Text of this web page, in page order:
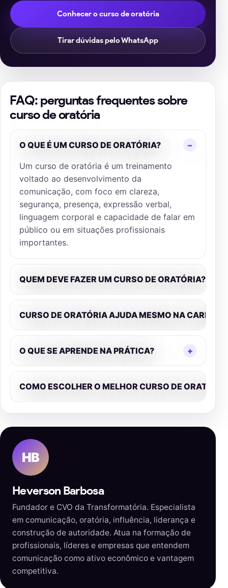
Conhecer o curso de oratória
Tirar dúvidas pelo WhatsApp
FAQ: perguntas frequentes sobre
curso de oratória
O QUE É UM CURSO DE ORATÓRIA? –
Um curso de oratória é um treinamento
voltado ao desenvolvimento da
comunicação, com foco em clareza,
segurança, presença, expressão verbal,
linguagem corporal e capacidade de falar em
público ou em situações profissionais
importantes.
QUEM DEVE FAZER UM CURSO DE ORATÓRIA?
CURSO DE ORATÓRIA AJUDA MESMO NA
O QUE SE APRENDE NA PRÁTICA? +
COMO ESCOLHER O MELHOR CURSO DE
HB
Heverson Barbosa
Fundador e CVO da Transformatória. Especialista
em comunicação, oratória, influência, liderança e
construção de autoridade. Atua na formação de
profissionais, líderes e empresas que entendem
comunicação como ativo econômico e vantagem
competitiva.